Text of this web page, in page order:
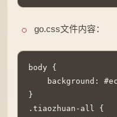
go.css文件内容：
body {
background:
}
.tiaozhuan-all {